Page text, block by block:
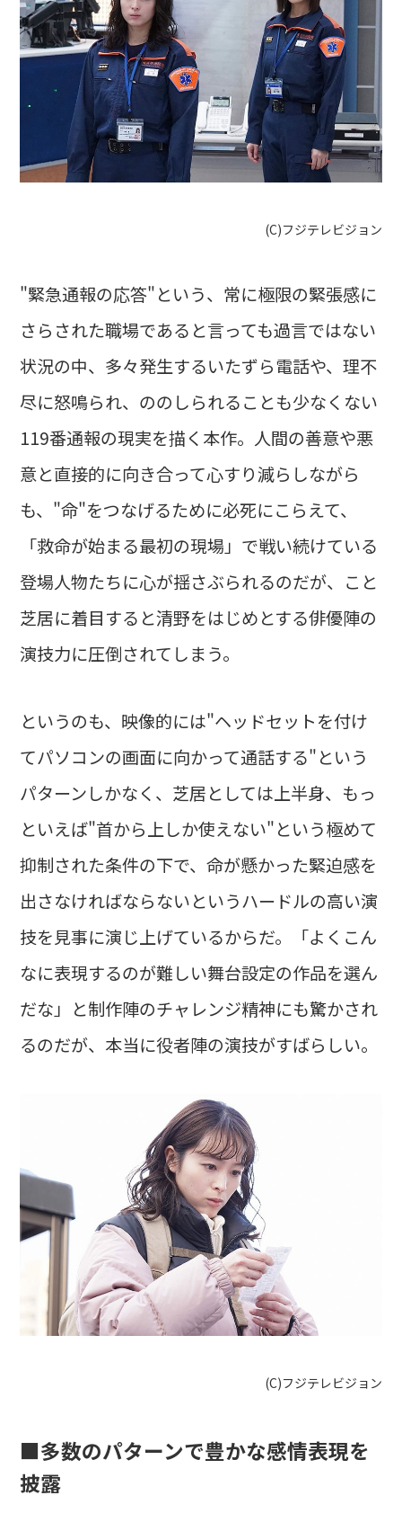
(C)フジテレビジョン
"緊急通報の応答"という、常に極限の緊張感に
さらされた職場であると言っても過言ではない
状況の中、多々発生するいたずら電話や、理不
尽に怒鳴られ、ののしられることも少なくない
119番通報の現実を描く本作。人間の善意や悪
意と直接的に向き合って心すり減らしながら
も、"命"をつなげるために必死にこらえて、
「救命が始まる最初の現場」で戦い続けている
登場人物たちに心が揺さぶられるのだが、こと
芝居に着目すると清野をはじめとする俳優陣の
演技力に圧倒されてしまう。
というのも、映像的には"ヘッドセットを付け
てパソコンの画面に向かって通話する"という
パターンしかなく、芝居としては上半身、もっ
といえば"首から上しか使えない"という極めて
抑制された条件の下で、命が懸かった緊迫感を
出さなければならないというハードルの高い演
技を見事に演じ上げているからだ。「よくこん
なに表現するのが難しい舞台設定の作品を選ん
だな」と制作陣のチャレンジ精神にも驚かされ
るのだが、本当に役者陣の演技がすばらしい。
(C)フジテレビジョン
■多数のパターンで豊かな感情表現を
披露